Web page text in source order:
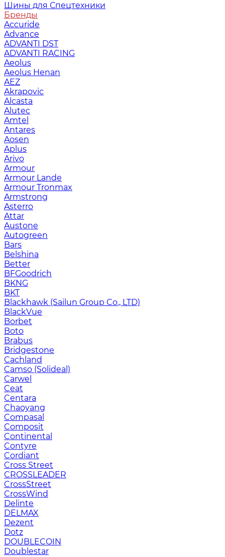
Шины для Спецтехники
Бренды
Accuride
Advance
ADVANTI DST
ADVANTI RACING
Aeolus
Aeolus Henan
AEZ
Akrapovic
Alcasta
Alutec
Amtel
Antares
Aosen
Aplus
Arivo
Armour
Armour Lande
Armour Tronmax
Armstrong
Asterro
Attar
Austone
Autogreen
Bars
Belshina
Better
BFGoodrich
BKNG
BKT
Blackhawk (Sailun Group Co., LTD)
BlackVue
Borbet
Boto
Brabus
Bridgestone
Cachland
Camso (Solideal)
Carwel
Ceat
Centara
Chaoyang
Compasal
Composit
Continental
Contyre
Cordiant
Cross Street
CROSSLEADER
CrossStreet
CrossWind
Delinte
DELMAX
Dezent
Dotz
DOUBLECOIN
Doublestar